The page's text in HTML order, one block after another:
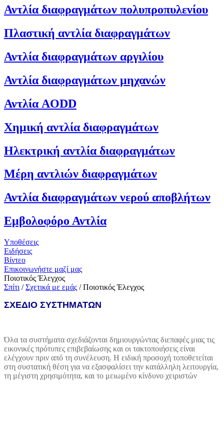
Αντλία διαφραγμάτων πολυπροπυλενίου
Πλαστική αντλία διαφραγμάτων
Αντλία διαφραγμάτων αργιλίου
Αντλία διαφραγμάτων μηχανών
Αντλία AODD
Χημική αντλία διαφραγμάτων
Ηλεκτρική αντλία διαφραγμάτων
Μέρη αντλιών διαφραγμάτων
Αντλία διαφραγμάτων νερού αποβλήτων
Εμβολοφόρο Αντλία
Υποθέσεις
Ειδήσεις
Βίντεο
Επικοινωνήστε μαζί μας
Ποιοτικός Έλεγχος
Σπίτι / Σχετικά με εμάς / Ποιοτικός Έλεγχος
ΣΧΕΔΙΟ ΣΥΣΤΗΜΑΤΩΝ
Όλα τα συστήματα σχεδιάζονται δημιουργώντας διεπαφές μιας τις
εικονικές πρότυπες επιβεβαίωσης και οι τακτοποιήσεις είναι
ελέγχουν πριν από τη συνέλευση. Η ειδική προσοχή τοποθετείται
στη συστατική θέση για να εξασφαλίσει την κατάλληλη λειτουργία,
τη μέγιστη χρησιμότητα, και το μειωμένο κίνδυνο χειριστών